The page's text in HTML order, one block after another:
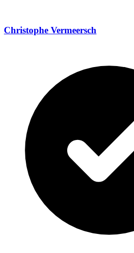
Christophe Vermeersch